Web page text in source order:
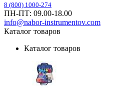
8 (800) 1000-274
ПН-ПТ: 09.00-18.00
info@nabor-instrumentov.com
Каталог товаров
Каталог товаров